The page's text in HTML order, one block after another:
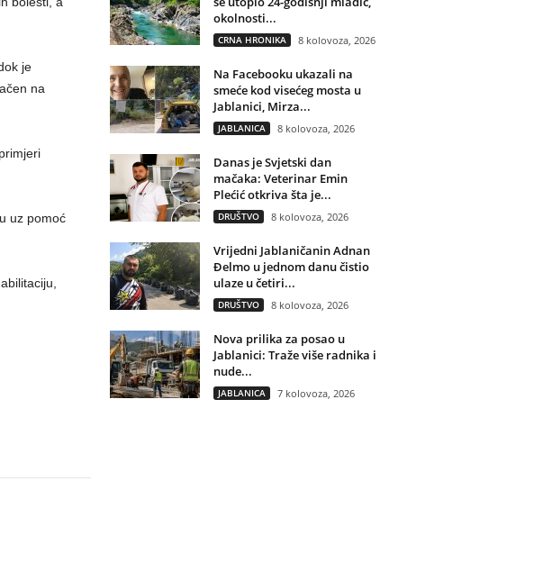
je
na
uz pomoć
okolnosti...
CRNA HRONIKA 8 kolovoza, 2026
Na Facebooku ukazali na
smeće kod visećeg mosta u
Jablanici, Mirza...
JABLANICA 8 kolovoza, 2026
Danas je Svjetski dan
mačaka: Veterinar Emin
Plećić otkriva šta je...
DRUŠTVO 8 kolovoza, 2026
Vrijedni Jablaničanin Adnan
Đelmo u jednom danu čistio
ulaze u četiri...
DRUŠTVO 8 kolovoza, 2026
Nova prilika za posao u
Jablanici: Traže više radnika i
nude...
JABLANICA 7 kolovoza, 2026